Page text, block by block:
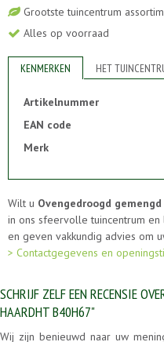
Grootste tuincentrum
Alles op voorraad
KENMERKEN HET
Artikelnummer
EAN code
Merk
Wilt u Ovengedroogd
in ons sfeervolle tuincentrum
en geven vakkundig advies om
> Contactgegevens en
SCHRIJF ZELF EEN RECENSIE
HAARDHT B40H67"
Wij zijn benieuwd naar uw